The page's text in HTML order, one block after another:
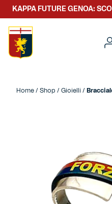
Settore giovanile
Genoa x Genova
Kombat XXV
KAPPA FUTURE GENOA:
Home / Shop / Gioielli /